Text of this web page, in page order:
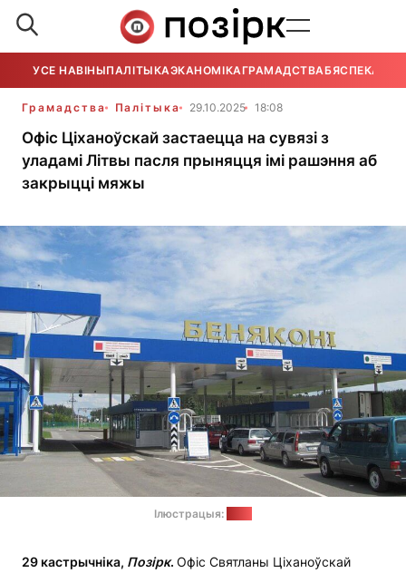
УСЕ НАВІНЫПАЛІТЫКАЭКАНОМІКАГРАМАДСТВАБЯСПЕКА
Грамадства Палітыка 29.10.2025 18:08
Офіс Ціханоўскай застаецца на сувязі з
уладамі Літвы пасля прыняцця імі рашэння аб
закрыцці мяжы
Ілюстрацыя:
29 кастрычніка, Позірк. Офіс Святланы Ціханоўскай